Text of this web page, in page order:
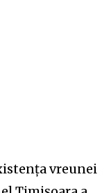
vreunei